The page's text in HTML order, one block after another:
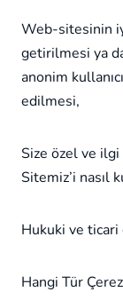
Web-sitesinin
getirilmesi ya
anonim
edilmesi,
Size özel ve ilgi
Sitemiz’i nasıl
Hukuki ve ticari
Hangi Tür